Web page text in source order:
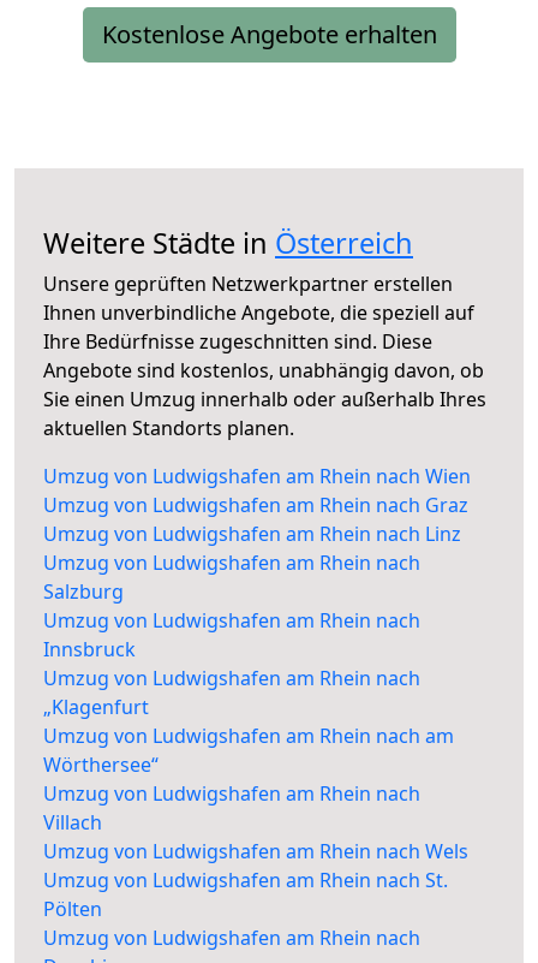
Kostenlose Angebote erhalten
Weitere Städte in Österreich
Unsere geprüften Netzwerkpartner erstellen
Ihnen unverbindliche Angebote, die speziell auf
Ihre Bedürfnisse zugeschnitten sind. Diese
Angebote sind kostenlos, unabhängig davon, ob
Sie einen Umzug innerhalb oder außerhalb Ihres
aktuellen Standorts planen.
Umzug von Ludwigshafen am Rhein nach Wien
Umzug von Ludwigshafen am Rhein nach Graz
Umzug von Ludwigshafen am Rhein nach Linz
Umzug von Ludwigshafen am Rhein nach
Salzburg
Umzug von Ludwigshafen am Rhein nach
Innsbruck
Umzug von Ludwigshafen am Rhein nach
„Klagenfurt
Umzug von Ludwigshafen am Rhein nach am
Wörthersee“
Umzug von Ludwigshafen am Rhein nach
Villach
Umzug von Ludwigshafen am Rhein nach Wels
Umzug von Ludwigshafen am Rhein nach St.
Pölten
Umzug von Ludwigshafen am Rhein nach